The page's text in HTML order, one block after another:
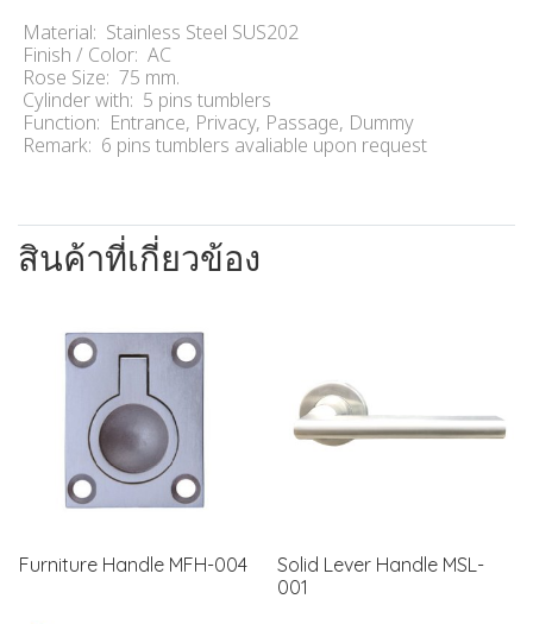
Material: Stainless Steel SUS202
Finish / Color: AC
Rose Size: 75 mm.
Cylinder with: 5 pins tumblers
Function: Entrance, Privacy, Passage, Dummy
Remark: 6 pins tumblers avaliable upon request
สินค้าที่เกี่ยวข้อง
Furniture Handle MFH-004
Solid Lever Handle MSL-
001